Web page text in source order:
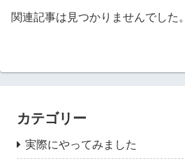
関連記事は見つかりませんでした。
カテゴリー
実際にやってみました